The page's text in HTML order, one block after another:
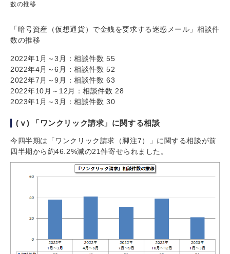
数の推移
「暗号資産（仮想通貨）で金銭を要求する迷惑メール」相談件
数の推移
2022年1月～3月：相談件数 55
2022年4月～6月：相談件数 52
2022年7月～9月：相談件数 63
2022年10月～12月：相談件数 28
2023年1月～3月：相談件数 30
(ⅴ) 「ワンクリック請求」に関する相談
今四半期は「ワンクリック請求（脚注7）」に関する相談が前
四半期から約46.2%減の21件寄せられました。